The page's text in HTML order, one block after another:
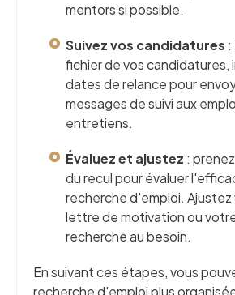
mentors si possible.
Suivez vos candidatures :
fichier de vos candidatures,
dates de relance pour
messages de suivi aux
entretiens.
Évaluez et ajustez :
du recul pour évaluer
recherche d'emploi.
lettre de motivation ou
recherche au besoin.
En suivant ces étapes, vous
recherche d'emploi plus